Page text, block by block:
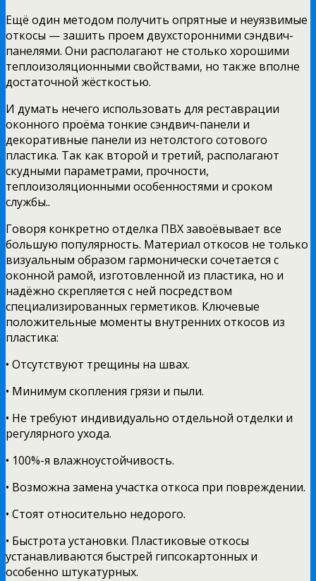
Ещё один методом получить опрятные и неуязвимые
откосы — зашить проем двухсторонними сэндвич-
панелями. Они располагают не столько хорошими
теплоизоляционными свойствами, но также вполне
достаточной жёсткостью.
И думать нечего использовать для реставрации
оконного проёма тонкие сэндвич-панели и
декоративные панели из нетолстого сотового
пластика. Так как второй и третий, располагают
скудными параметрами, прочности,
теплоизоляционными особенностями и сроком
службы..
Говоря конкретно отделка ПВХ завоёвывает все
большую популярность. Материал откосов не только
визуальным образом гармонически сочетается с
оконной рамой, изготовленной из пластика, но и
надёжно скрепляется с ней посредством
специализированных герметиков. Ключевые
положительные моменты внутренних откосов из
пластика:
• Отсутствуют трещины на швах.
• Минимум скопления грязи и пыли.
• Не требуют индивидуально отдельной отделки и
регулярного ухода.
• 100%-я влажноустойчивость.
• Возможна замена участка откоса при повреждении.
• Стоят относительно недорого.
• Быстрота установки. Пластиковые откосы
устанавливаются быстрей гипсокартонных и
особенно штукатурных.